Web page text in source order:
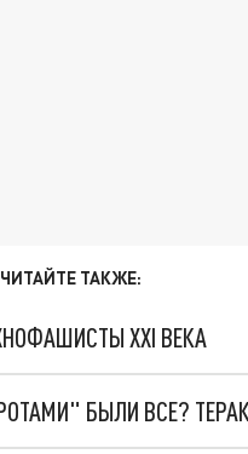
ЧИТАЙТЕ ТАКЖЕ:
XXI ВЕКА
БЫЛИ ВСЕ?